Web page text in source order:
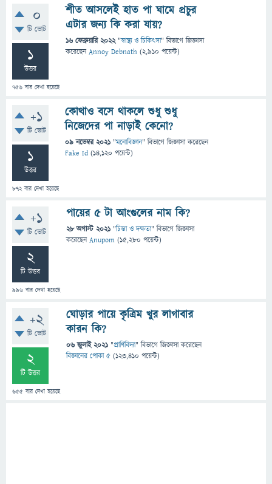
0
টি ভোট
1
উত্তর
756 বার দেখা হয়েছে
শীত আসলেই হাত পা ঘামে প্রচুর
এটার জন্য কি করা যায়?
16 ফেব্রুয়ারি 2022 "স্বাস্থ্য ও চিকিৎসা" বিভাগে জিজ্ঞাসা
করেছেনAnnoy Debnath (2,910 পয়েন্ট)
+1
টি ভোট
1
উত্তর
872বার দেখা হয়েছে
কোথাও বসে থাকলে শুধু শুধু
নিজেদের পা নাড়াই কেনো?
09 নভেম্বর 2021 "মনোবিজ্ঞান" বিভাগে জিজ্ঞাসাকরেছেন
Fake Id (14,120 পয়েন্ট)
+1
টি ভোট
2
টি উত্তর
996 বার দেখা হয়েছে
পায়ের ৫ টা আংগুলের নাম কি?
28 অগাস্ট 2021 "চিন্তা ও দক্ষতা" বিভাগে জিজ্ঞাসা
করেছেনAnupom (15,280 পয়েন্ট)
+2
টি ভোট
2
টি উত্তর
655 বার দেখা হয়েছে
ঘোড়ার পায়ে কৃত্রিম খুর লাগাবার
কারন কি?
06 জুলাই 2021 "প্রাণিবিদ্যা" বিভাগে জিজ্ঞাসাকরেছেন
বিজ্ঞানের পোকা ৫ (123,410 পয়েন্ট)